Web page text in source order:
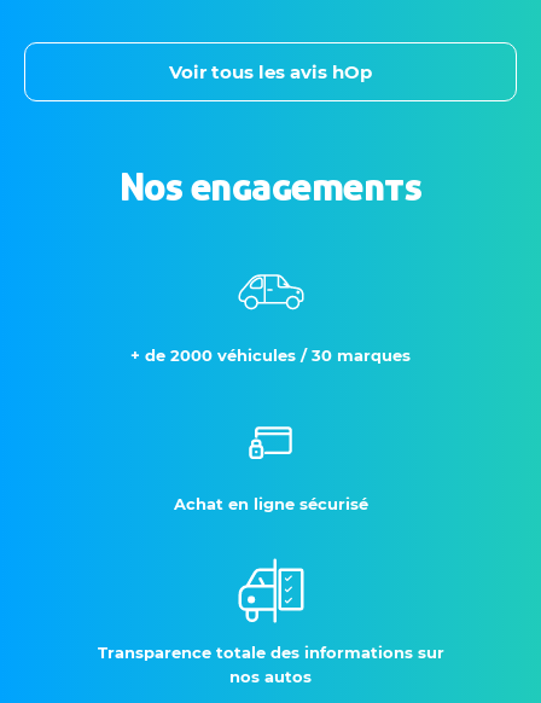
Voir tous les avis hOp
Nos engagements
+ de 2000 véhicules / 30 marques
Achat en ligne sécurisé
Transparence totale des informations sur
nos autos